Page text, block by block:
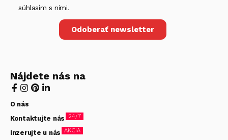
súhlasím s nimi.
Odoberať newsletter
Nájdete nás na
O nás
Kontaktujte nás 24/7
Inzerujte u nás AKCIA